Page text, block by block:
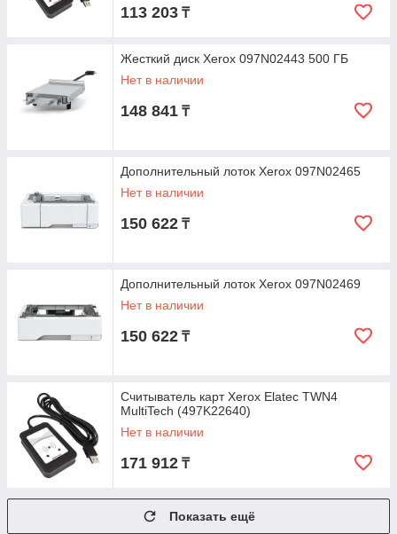
113 203 ₸
Жесткий диск Xerox 097N02443 500 ГБ
Нет в наличии
148 841 ₸
Дополнительный лоток Xerox 097N02465
Нет в наличии
150 622 ₸
Дополнительный лоток Xerox 097N02469
Нет в наличии
150 622 ₸
Считыватель карт Xerox Elatec TWN4
MultiTech (497K22640)
Нет в наличии
171 912 ₸
Показать ещё